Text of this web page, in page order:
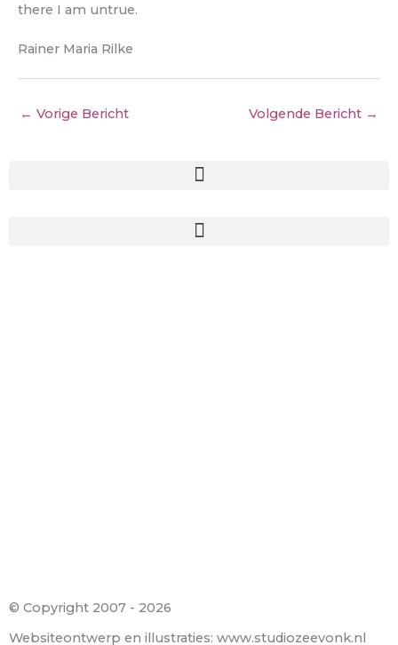
there I am untrue.
Rainer Maria Rilke
← Vorige Bericht Volgende Bericht →
© Copyright​ 2007 - 2026
Websiteontwerp en illustraties: www.studiozeevonk.nl